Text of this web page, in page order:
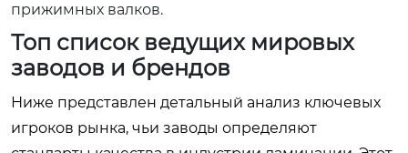
прижимных валков.
Топ список ведущих мировых
заводов и брендов
Ниже представлен детальный анализ ключевых
игроков рынка, чьи заводы определяют